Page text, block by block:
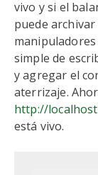
vivo y si el
puede
simple de
y agregar el
aterrizaje.
http://
está vivo.